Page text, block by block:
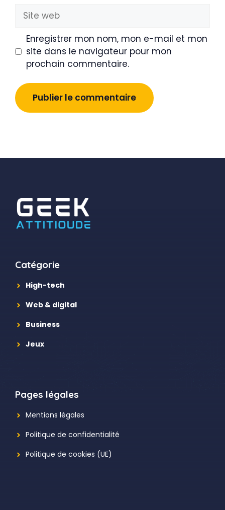
Site
web
Enregistrer mon nom, mon e-mail et mon
site dans le navigateur pour mon
prochain commentaire.
Catégorie
High-tech
Web & digital
Business
Jeux
Pages légales
Mentions légales
Politique de confidentialité
Politique de cookies (UE)